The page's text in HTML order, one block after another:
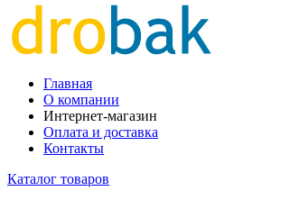
Главная
О компании
Интернет-магазин
Оплата и доставка
Контакты
Каталог товаров